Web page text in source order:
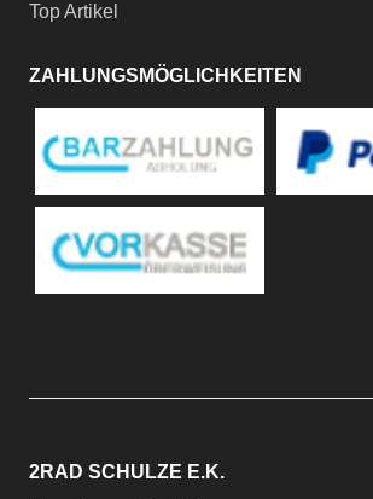
Top Artikel
ZAHLUNGSMÖGLICHKEITEN
2RAD SCHULZE E.K.